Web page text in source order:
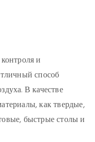
и
способ
В качестве
как твердые,
быстрые столы и